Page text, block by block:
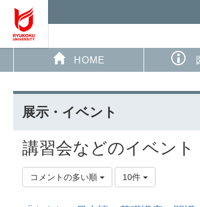
HOME
展示・イベント
講習会などのイベント
コメントの多い順 10件